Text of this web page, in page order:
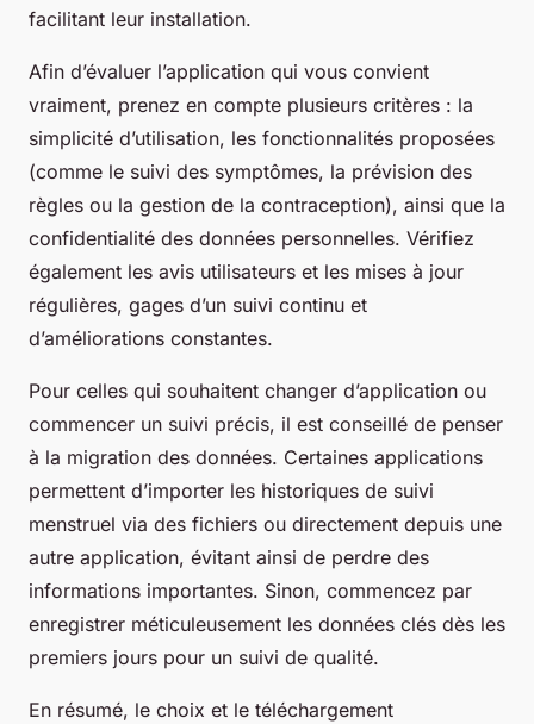
facilitant leur installation.
Afin d’évaluer l’application qui vous convient
vraiment, prenez en compte plusieurs critères : la
simplicité d’utilisation, les fonctionnalités proposées
(comme le suivi des symptômes, la prévision des
règles ou la gestion de la contraception), ainsi que la
confidentialité des données personnelles. Vérifiez
également les avis utilisateurs et les mises à jour
régulières, gages d’un suivi continu et
d’améliorations constantes.
Pour celles qui souhaitent changer d’application ou
commencer un suivi précis, il est conseillé de penser
à la migration des données. Certaines applications
permettent d’importer les historiques de suivi
menstruel via des fichiers ou directement depuis une
autre application, évitant ainsi de perdre des
informations importantes. Sinon, commencez par
enregistrer méticuleusement les données clés dès les
premiers jours pour un suivi de qualité.
En résumé, le choix et le téléchargement